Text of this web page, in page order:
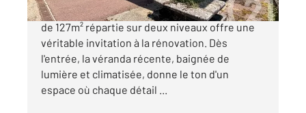
Sur les hauts de ChâtillonlaPalud, cette maison
de 127m² répartie sur deux niveaux offre une
véritable invitation à la rénovation. Dès
l'entrée, la véranda récente, baignée de
lumière et climatisée, donne le ton d'un
espace où chaque détail ...